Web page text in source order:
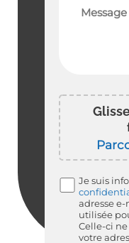
Je suis
adresse
utilisée
Celle-ci
votre